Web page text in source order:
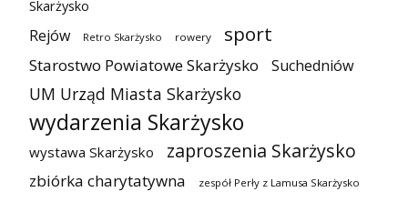
Skarżysko
Rejów Retro Skarżysko rowery sport
Starostwo Powiatowe Skarżysko Suchedniów
UM Urząd Miasta Skarżysko
wydarzenia Skarżysko
wystawa Skarżysko zaproszenia Skarżysko
zbiórka charytatywna zespół Perły z Lamusa Skarżysko